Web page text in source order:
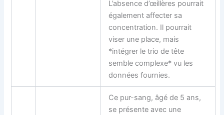
L’absence d’œillères pourrait
également affecter sa
concentration. Il pourrait
viser une place, mais
*intégrer le trio de tête
semble complexe* vu les
données fournies.
Ce pur-sang, âgé de 5 ans,
se présente avec une